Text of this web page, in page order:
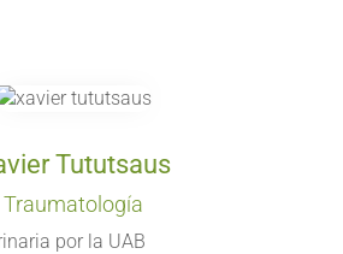
Tututsaus
Traumatología
por la UAB